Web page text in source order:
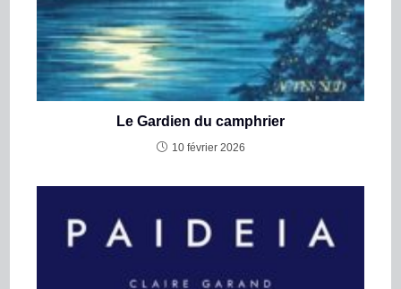
Le Gardien du camphrier
10 février 2026